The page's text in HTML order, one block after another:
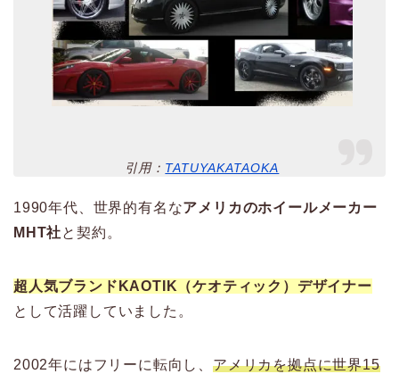
引用： TATUYAKATAOKA
1990年代、世界的有名なアメリカのホイールメーカー
MHT社と契約。
超人気ブランドKAOTIK（ケオティック）デザイナー
として活躍していました。
2002年にはフリーに転向し、 アメリカを拠点に世界15